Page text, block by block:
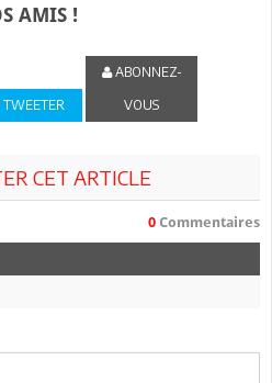
AMIS !
TWEETER
ABONNEZ-
VOUS
CET ARTICLE
0 Commentaires